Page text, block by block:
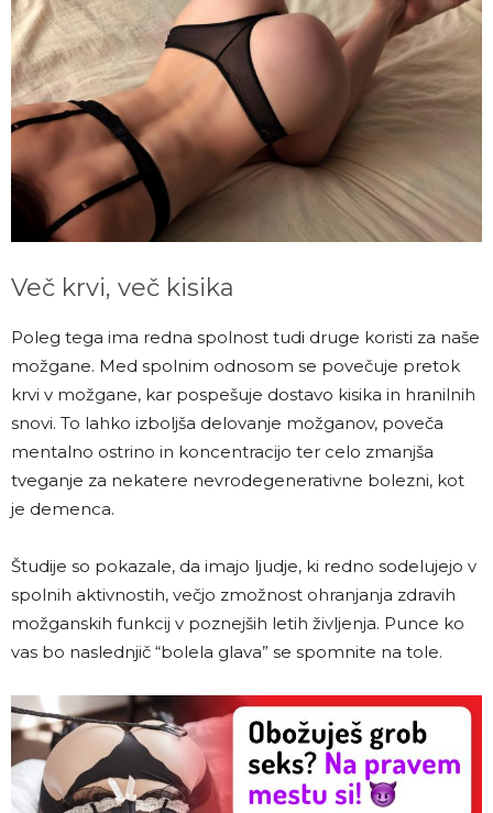
Več krvi, več kisika
Poleg tega ima redna spolnost tudi druge koristi za naše
možgane. Med spolnim odnosom se povečuje pretok
krvi v možgane, kar pospešuje dostavo kisika in hranilnih
snovi. To lahko izboljša delovanje možganov, poveča
mentalno ostrino in koncentracijo ter celo zmanjša
tveganje za nekatere nevrodegenerativne bolezni, kot
je demenca.
Študije so pokazale, da imajo ljudje, ki redno sodelujejo v
spolnih aktivnostih, večjo zmožnost ohranjanja zdravih
možganskih funkcij v poznejših letih življenja. Punce ko
vas bo naslednjič “bolela glava” se spomnite na tole.